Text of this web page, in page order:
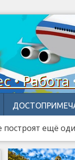
•
построят ещё